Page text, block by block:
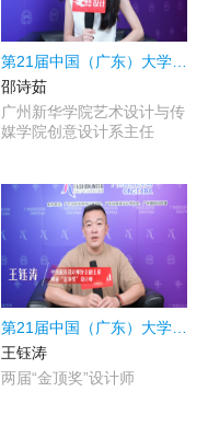
第21届中国（广东）大学生时装周|采访广州新华学院艺术设计与传媒学院创意设计系主任邵诗茹
邵诗茹
广州新华学院艺术设计与传
媒学院创意设计系主任
第21届中国（广东）大学生时装周|采访两届“金顶奖”设计师王钰涛
王钰涛
两届“金顶奖”设计师